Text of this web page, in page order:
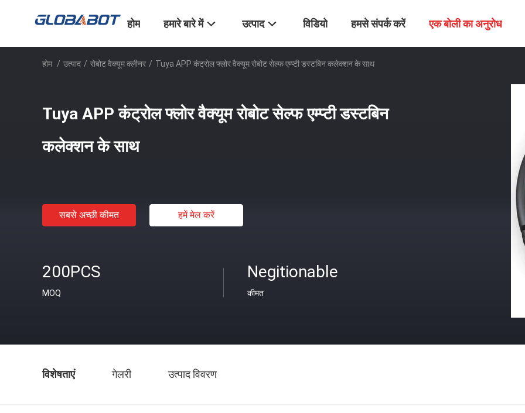
होम हमारे बारे में उत्पाद विडियो हमसे संपर्क करें एक बोली का अनुरोध
होम / उत्पाद / रोबोट वैक्यूम क्लीनर / Tuya APP कंट्रोल फ्लोर वैक्यूम रोबोट सेल्फ एम्प्टी डस्टबिन कलेक्शन के साथ
Tuya APP कंट्रोल फ्लोर वैक्यूम रोबोट सेल्फ एम्प्टी डस्टबिन
कलेक्शन के साथ
सबसे अच्छी कीमत हमें मेल करें
200PCS
MOQ
Negitionable
कीमत
विशेषताएं गेलरी उत्पाद विवरण